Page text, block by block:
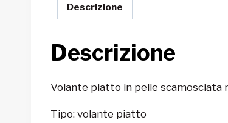
Descrizione
Descrizione
Volante piatto in pelle scamosciata
Tipo: volante piatto